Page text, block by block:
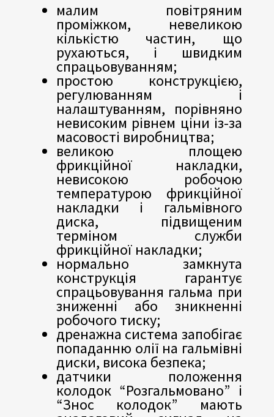
малим повітряним
проміжком, невеликою
кількістю частин, що
рухаються, і швидким
спрацьовуванням;
простою конструкцією,
регулюванням і
налаштуванням, порівняно
невисоким рівнем ціни із-за
масовості виробництва;
великою площею
фрикційної накладки,
невисокою робочою
температурою фрикційної
накладки і гальмівного
диска, підвищеним
терміном служби
фрикційної накладки;
нормально замкнута
конструкція гарантує
спрацьовування гальма при
зниженні або зникненні
робочого тиску;
дренажна система запобігає
попаданню олії на гальмівні
диски, висока безпека;
датчики положення
колодок “Розгальмовано” і
“Знос колодок” мають